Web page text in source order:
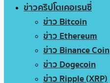
ข่าวคริปโตเคอเรนซี่
ข่าว Bitcoin
ข่าว Ethereum
ข่าว Binance Coin
ข่าว Dogecoin
ข่าว Ripple (XRP)